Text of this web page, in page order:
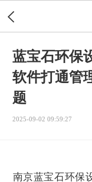
蓝宝石环保
软件打通管
题
2025-09-02 09:59:27
南京蓝宝石环保